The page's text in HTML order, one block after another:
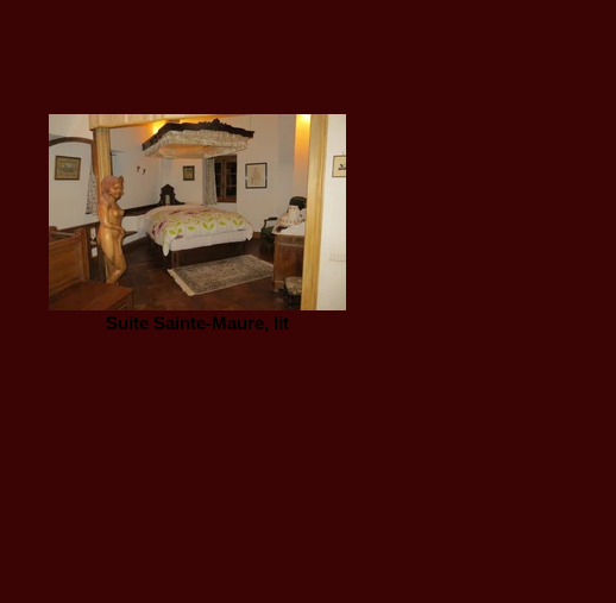
Suite Sainte-Maure, lit